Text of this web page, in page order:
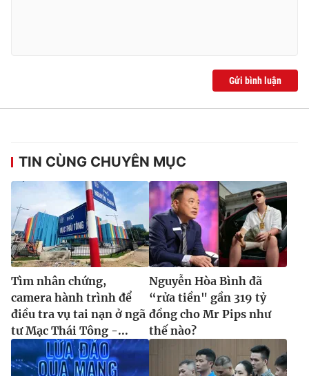
Gửi bình luận
TIN CÙNG CHUYÊN MỤC
Tìm nhân chứng,
camera hành trình để
điều tra vụ tai nạn ở ngã
tư Mạc Thái Tông -...
Nguyễn Hòa Bình đã
“rửa tiền" gần 319 tỷ
đồng cho Mr Pips như
thế nào?